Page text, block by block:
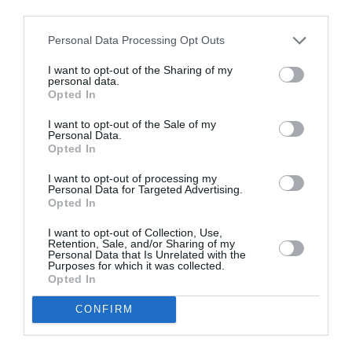
Personal Data Processing Opt Outs
I want to opt-out of the Sharing of my
personal data.
Opted In
I want to opt-out of the Sale of my
Personal Data.
Opted In
I want to opt-out of processing my
Personal Data for Targeted Advertising.
Opted In
I want to opt-out of Collection, Use,
Retention, Sale, and/or Sharing of my
Personal Data that Is Unrelated with the
Purposes for which it was collected.
Opted In
CONFIRM
ROMANI IN DIASPORA
STIRI DIASPORA
STIRI ITALIA
Articolul anterior
Aberația zilei despre votul din diaspora:
la secţie”
Următorul articol
Român din Italia, apel disperat pentru a-și
găsi fiica de 16 ani: ”Mi-e teamă să nu se
întâmple ca la Caracal”